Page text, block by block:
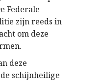
Federale
zijn reeds in
om deze
deze
schijnheilige